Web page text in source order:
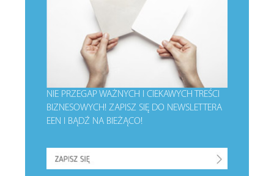
NIE PRZEGAP WAŻNYCH I CIEKAWYCH TREŚCI
BIZNESOWYCH!ZAPISZ SIĘ DO NEWSLETTERA
EEN I BĄDŹ NA BIEŻĄCO!